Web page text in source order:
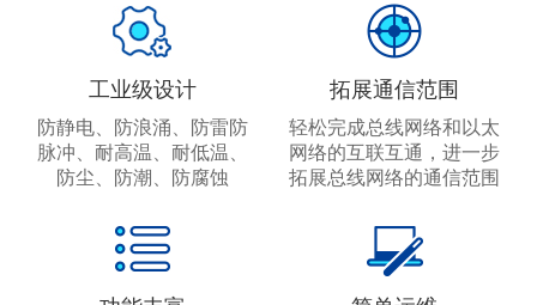
工业级设计
防静电、防浪涌、防雷防
脉冲、耐高温、耐低温、
防尘、防潮、防腐蚀
拓展通信范围
轻松完成总线网络和以太
网络的互联互通，进一步
拓展总线网络的通信范围